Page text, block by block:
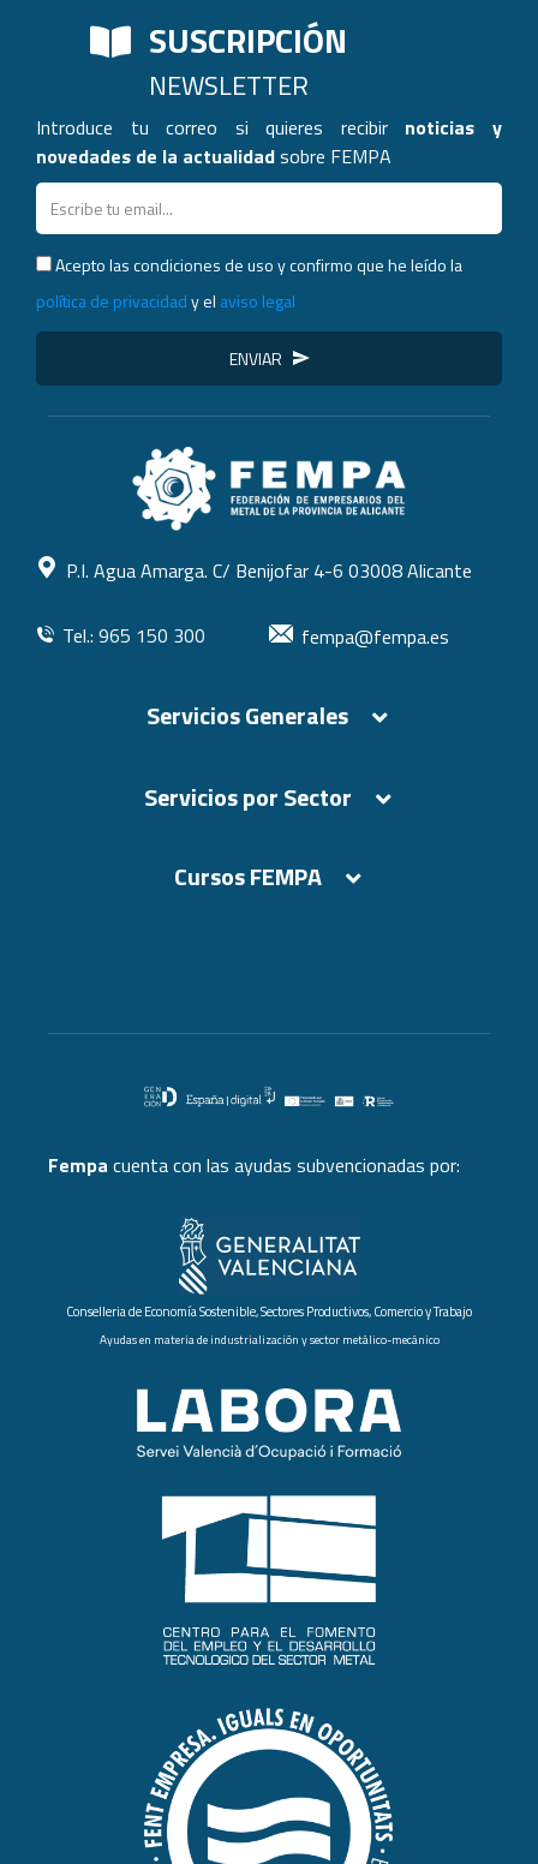
SUSCRIPCIÓN
NEWSLETTER
Introduce tu correo si quieres recibir noticias y
novedades de la actualidadsobre FEMPA
Acepto las condiciones de uso y confirmo que he leído la
política de privacidady el aviso legal
ENVIAR
P.I. Agua Amarga. C/ Benijofar 4-6 03008 Alicante
Tel.: 965 150 300 fempa@fempa.es
Servicios Generales
Servicios por Sector
Cursos FEMPA
Fempa cuenta con las ayudas subvencionadas por:
Conselleria de Economía Sostenible, Sectores Productivos, Comercio y Trabajo
Ayudas en materia de industrialización y sector metálico-mecánico